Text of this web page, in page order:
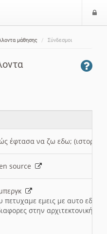
μάθησης Σύνδεσμοι
έφτασα να ζω εδω; (ιστορια)
source
πετυχαμε εμεις με αυτο εδω
στην αρχιτεκτονική